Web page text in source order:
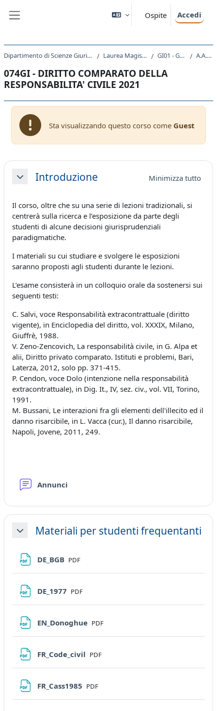
Ospite Accedi
Dipartimento di Scienze Giuridiche, del Linguaggio, dell`Interpretazione e della Traduzione Laurea Magistrale Ciclo Unico 5 anni GI01 - GIURISPRUDENZA A.A. 2021 - 2022
074GI - DIRITTO COMPARATO DELLA
RESPONSABILITA' CIVILE 2021
Sta visualizzando questo corso come Guest
Schema della sezione
MinimizzaIntroduzione Minimizza tutto
Il corso, oltre che su una serie di lezioni tradizionali, si
centrerà sulla ricerca e l’esposizione da parte degli
studenti di alcune decisioni giurisprudenziali
paradigmatiche.
I materiali su cui studiare e svolgere le esposizioni
saranno proposti agli studenti durante le lezioni.
L’esame consisterà in un colloquio orale da sostenersi sui
seguenti testi:
C. Salvi, voce Responsabilità extracontrattuale (diritto
vigente), in Enciclopedia del diritto, vol. XXXIX, Milano,
Giuffrè, 1988.
V. Zeno-Zencovich, La responsabilità civile, in G. Alpa et
alii, Diritto privato comparato. Istituti e problemi, Bari,
Laterza, 2012, solo pp. 371-415.
P. Cendon, voce Dolo (intenzione nella responsabilità
extracontrattuale), in Dig. It., IV, sez. civ., vol. VII, Torino,
1991.
M. Bussani, Le interazioni fra gli elementi dell'illecito ed il
danno risarcibile, in L. Vacca (cur.), Il danno risarcibile,
Napoli, Jovene, 2011, 249.
Annunci
MinimizzaMateriali per studenti frequentanti
DE_BGB File
PDF
DE_1977 File
PDF
EN_Donoghue File
PDF
FR_Code_civil File
PDF
FR_Cass1985 File
PDF